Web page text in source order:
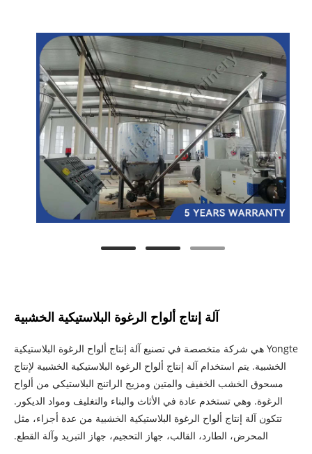
آلة إنتاج ألواح الرغوة البلاستيكية الخشبية
Yongte هي شركة متخصصة في تصنيع آلة إنتاج ألواح الرغوة البلاستيكية
الخشبية. يتم استخدام آلة إنتاج ألواح الرغوة البلاستيكية الخشبية لإنتاج
مسحوق الخشب الخفيف والمتين ومزيج الراتنج البلاستيكي من ألواح
الرغوة. وهي تستخدم عادة في الأثاث والبناء والتغليف ومواد الديكور.
تتكون آلة إنتاج ألواح الرغوة البلاستيكية الخشبية من عدة أجزاء، مثل
المحرض، الطارد، القالب، جهاز التحجيم، جهاز التبريد وآلة القطع.